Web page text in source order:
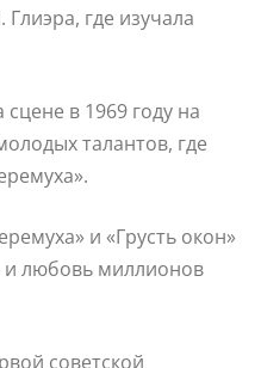
где изучала
в 1969 году на
талантов, где
и «Грусть окон»
и любовь миллионов
советской